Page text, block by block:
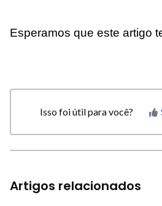
Esperamos que este artigo
Isso foi útil para você?
Artigos relacionados